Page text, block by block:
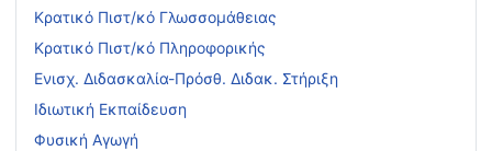
Κρατικό Πιστ/κό Γλωσσομάθειας
Κρατικό Πιστ/κό Πληροφορικής
Ενισχ. Διδασκαλία-Πρόσθ. Διδακ. Στήριξη
Ιδιωτική Εκπαίδευση
Φυσική Αγωγή